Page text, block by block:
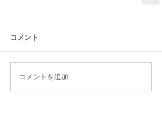
コメント
コメントを追加…